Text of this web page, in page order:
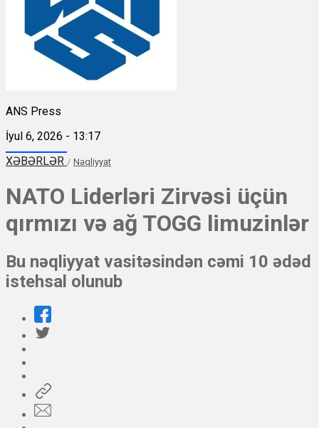
ANS Press
İyul 6, 2026 - 13:17
XƏBƏRLƏR / Nəqliyyat
NATO Liderləri Zirvəsi üçün
qırmızı və ağ TOGG limuzinlər
Bu nəqliyyat vasitəsindən cəmi 10 ədəd
istehsal olunub